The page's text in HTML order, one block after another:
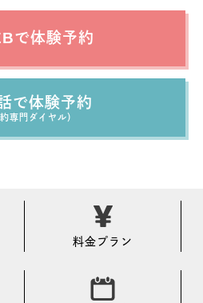
で体験予約
で体験予約
約専門ダイヤル）
料金プラン